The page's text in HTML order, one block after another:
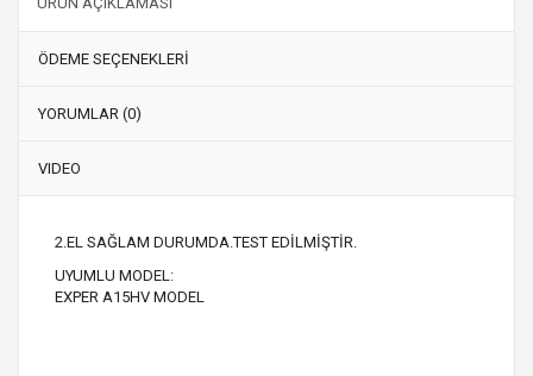
ÖDEME SEÇENEKLERİ
YORUMLAR (0)
VIDEO
2.EL SAĞLAM DURUMDA.TEST EDİLMİŞTİR.
UYUMLU MODEL:
EXPER A15HV MODEL